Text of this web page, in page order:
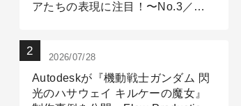
アたちの表現に注目！〜No.3／ア
2026/07/28
Autodeskが『機動戦士ガンダム 閃
光のハサウェイ キルケーの魔女』